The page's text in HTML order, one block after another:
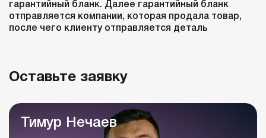
гарантийный бланк. Далее гарантийный бланк
отправляется компании, которая продала товар,
после чего клиенту отправляется деталь
Оставьте заявку
Тимур Нечаев